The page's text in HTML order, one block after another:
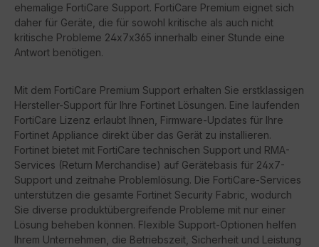
ehemalige FortiCare Support. FortiCare Premium eignet sich
daher für Geräte, die für sowohl kritische als auch nicht
kritische Probleme 24x7x365 innerhalb einer Stunde eine
Antwort benötigen.
Mit dem FortiCare Premium Support erhalten Sie erstklassigen
Hersteller-Support für Ihre Fortinet Lösungen. Eine laufenden
FortiCare Lizenz erlaubt Ihnen, Firmware-Updates für Ihre
Fortinet Appliance direkt über das Gerät zu installieren.
Fortinet bietet mit FortiCare technischen Support und RMA-
Services (Return Merchandise) auf Gerätebasis für 24x7-
Support und zeitnahe Problemlösung. Die FortiCare-Services
unterstützen die gesamte Fortinet Security Fabric, wodurch
Sie diverse produktübergreifende Probleme mit nur einer
Lösung beheben können. Flexible Support-Optionen helfen
Ihrem Unternehmen, die Betriebszeit, Sicherheit und Leistung